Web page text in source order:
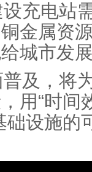
充电站
金属资
城市发
及，将
用“时间
础设施的